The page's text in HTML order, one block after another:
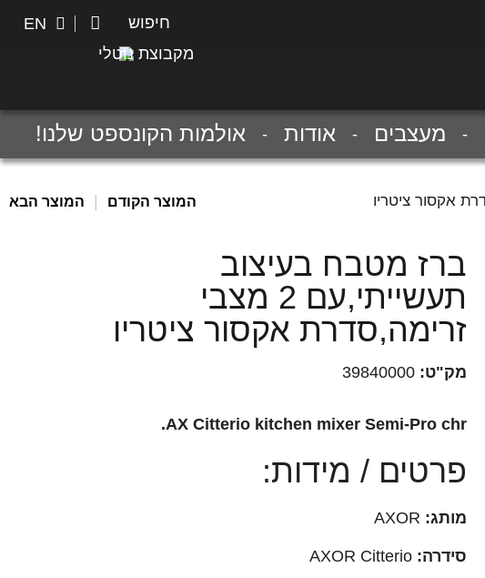
חיפוש EN
מקבוצת נוטלי
מעצבים אודות אולמות הקונספט שלנו!
המוצר הקודם המוצר הבא
ברז מטבח בעיצוב
תעשייתי,עם 2 מצבי
זרימה,סדרת אקסור ציטריו
מק"ט: 39840000
AX Citterio kitchen mixer Semi-Pro chr.
פרטים / מידות:
מותג:
סידרה: